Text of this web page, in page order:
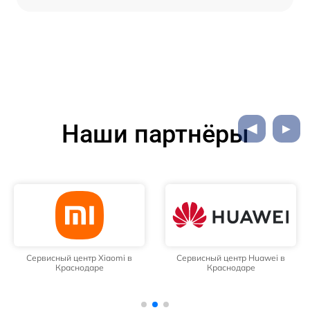
Наши партнёры
Сервисный центр Huawei в
Краснодаре
Сервисный центр Samsung в
Краснодаре